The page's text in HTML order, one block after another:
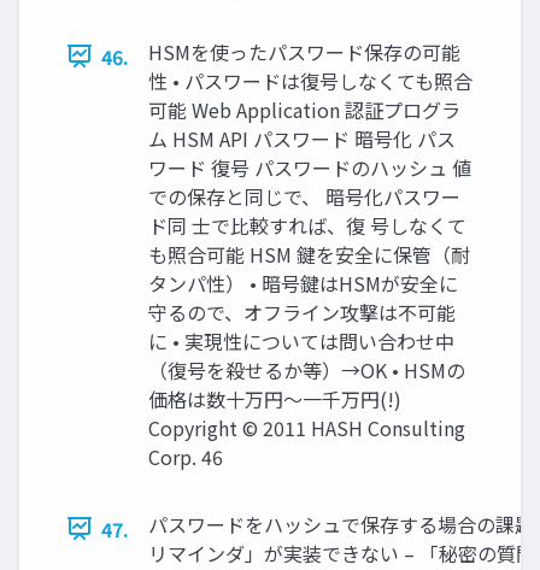
46.
HSMを使ったパスワード保存の可能
性 • パスワードは復号しなくても照合
可能 Web Application 認証プログラ
ム HSM API パスワード 暗号化 パス
ワード 復号 パスワードのハッシュ 値
での保存と同じで、 暗号化パスワー
ド同 士で比較すれば、復 号しなくて
も照合可能 HSM 鍵を安全に保管（耐
タンパ性） • 暗号鍵はHSMが安全に
守るので、オフライン攻撃は不可能
に • 実現性については問い合わせ中
（復号を殺せるか等）→OK • HSMの
価格は数十万円～一千万円(!)
Copyright © 2011 HASH Consulting
Corp. 46
47.
パスワードをハッシュで保存する場合の課題
リマインダ」が実装できない – 「秘密の質